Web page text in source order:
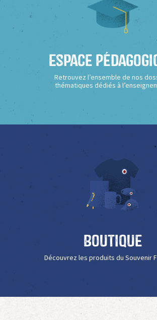
Espace
Retrouvez l’ensemble de nos
thématiques dédiés à
Boutique
Découvrez les produits du Souvenir